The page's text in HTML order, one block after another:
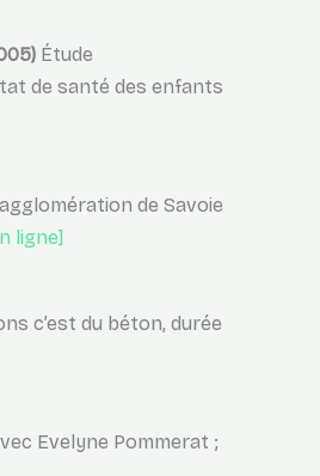
Étude
de santé des enfants
de Savoie
ligne]
c’est du béton, durée
Evelyne Pommerat ;